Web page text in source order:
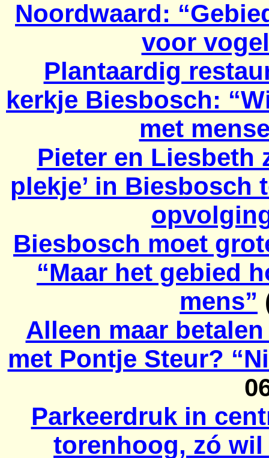
Noordwaard:
voor
Plantaardig
kerkje Biesbosch:
met
Pieter en Liesbeth
plekje’ in Biesbosch
Biesbosch moet
“Maar het gebied
mens”
Alleen maar
met Pontje Steur?
Parkeerdruk in
torenhoog, zó wil